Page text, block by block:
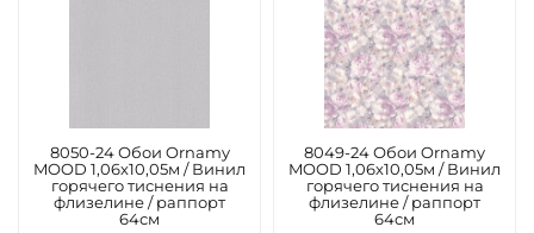
8050-24 Обои Ornamy
MOOD 1,06х10,05м / Винил
горячего тиснения на
флизелине / раппорт
64см
8049-24 Обои Ornamy
MOOD 1,06х10,05м / Винил
горячего тиснения на
флизелине / раппорт
64см